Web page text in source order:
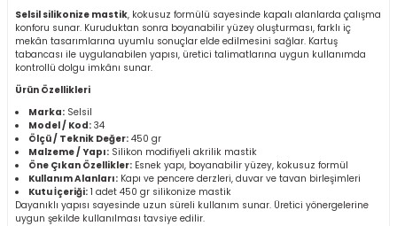
Mastik
Selsil silikonize mastik, kokusuz formülü sayesinde kapalı alanlarda çalışma
konforu sunar. Kuruduktan sonra boyanabilir yüzey oluşturması, farklı iç
mekân tasarımlarına uyumlu sonuçlar elde edilmesini sağlar. Kartuş
tabancası ile uygulanabilen yapısı, üretici talimatlarına uygun kullanımda
kontrollü dolgu imkânı sunar.
Ürün Özellikleri
Marka: Selsil
Model / Kod: 34
Ölçü / Teknik Değer: 450 gr
Malzeme / Yapı: Silikon modifiyeli akrilik mastik
Öne Çıkan Özellikler: Esnek yapı, boyanabilir yüzey, kokusuz formül
Kullanım Alanları: Kapı ve pencere derzleri, duvar ve tavan birleşimleri
Kutu İçeriği: 1 adet 450 gr silikonize mastik
Dayanıklı yapısı sayesinde uzun süreli kullanım sunar. Üretici yönergelerine
uygun şekilde kullanılması tavsiye edilir.